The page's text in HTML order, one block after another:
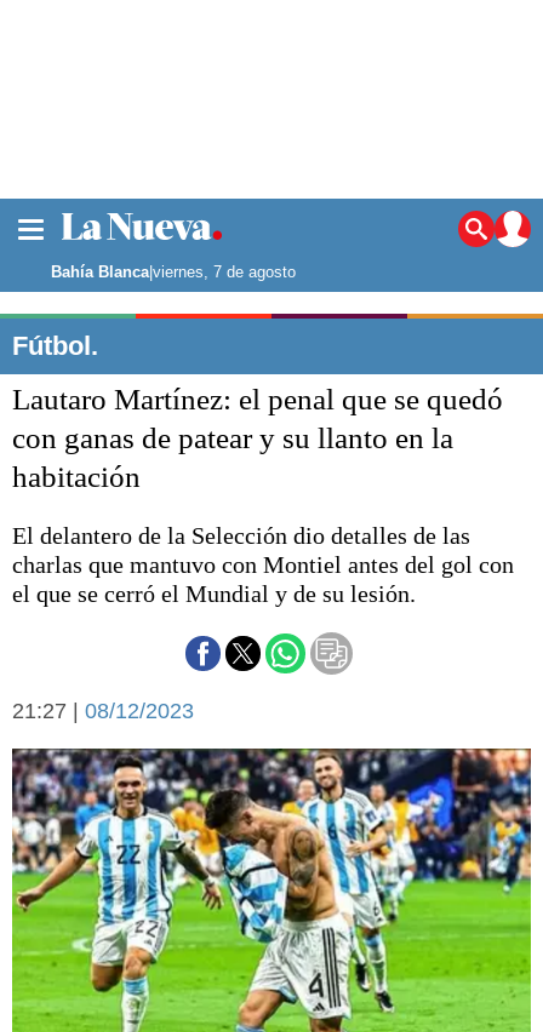
Noticias
La ciudad
Punta Alta
El mundo
Seguridad
Opinión
Liga del Sur
Básquetbol
Fútbol
Aplausos
Economía y campo
Con el campo
Espacio empresas
Sociedad y tiempo
libre
Sociedad
Tecnología
Turismo
Salud
Es viral
El tiempo
Cartón Lleno
Bahía Blanca|viernes, 7 de agosto
Fútbol.
Lautaro Martínez: el penal que se quedó
con ganas de patear y su llanto en la
habitación
El delantero de la Selección dio detalles de las
charlas que mantuvo con Montiel antes del gol con
el que se cerró el Mundial y de su lesión.
21:27 | 08/12/2023